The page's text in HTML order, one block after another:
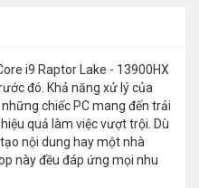
i9 Raptor Lake - 13900HX
đó. Khả năng xử lý của
chiếc PC mang đến trải
quả làm việc vượt trội. Dù
nội dung hay một nhà
này đều đáp ứng mọi nhu